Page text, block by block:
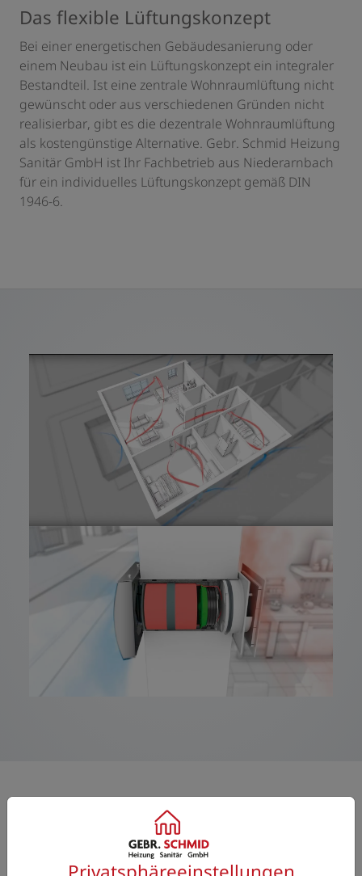
Das flexible Lüftungskonzept
Bei einer energetischen Gebäudesanierung oder
einem Neubau ist ein Lüftungskonzept ein integraler
Bestandteil. Ist eine zentrale Wohnraumlüftung nicht
gewünscht oder aus verschiedenen Gründen nicht
realisierbar, gibt es die dezentrale Wohnraumlüftung
als kostengünstige Alternative. Gebr. Schmid Heizung
Sanitär GmbH ist Ihr Fachbetrieb aus Niederarnbach
für ein individuelles Lüftungskonzept gemäß DIN
1946-6.
Unser Angebot für Sie